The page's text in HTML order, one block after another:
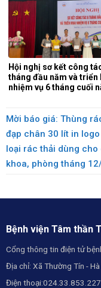
Hội nghị sơ kết công
tháng đầu năm và triển
nhiệm vụ 6 tháng cuối
Mời báo giá: Thùng
đạp chân 30 lít in
loại rác thải dùng cho
khoa, phòng tháng
Bệnh viện Tâm thần
Cổng thông tin điện tử
Địa chỉ: Xã Thường Tín -
Điện